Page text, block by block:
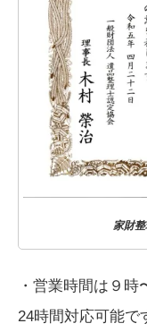
家財
・営業時間は９
24時間対応可能で